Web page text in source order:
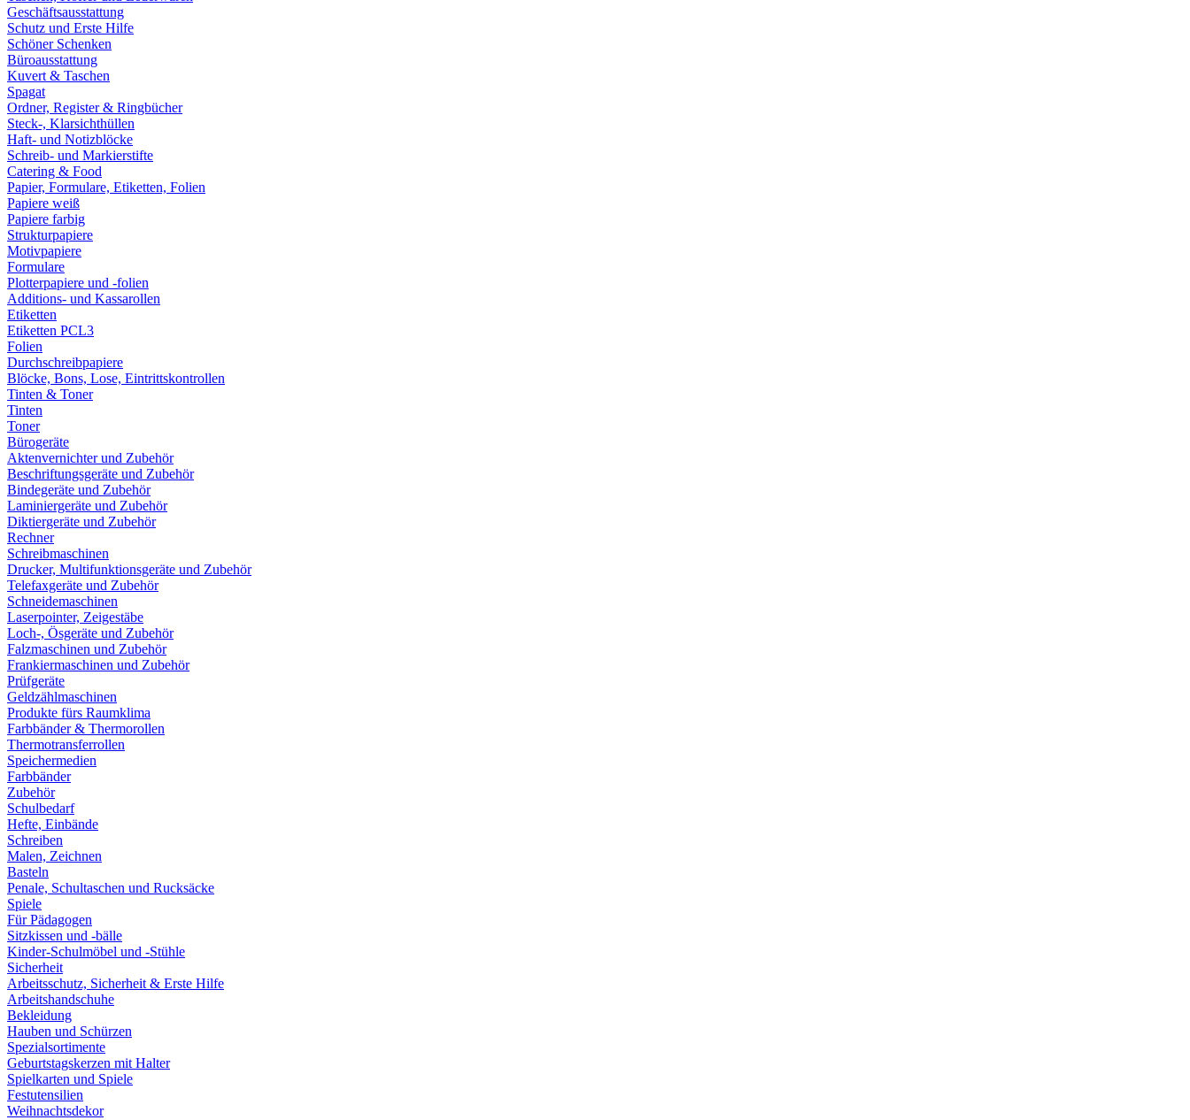
Geschäftsausstattung
Schutz und Erste Hilfe
Schöner Schenken
Büroausstattung
Kuvert & Taschen
Spagat
Ordner, Register & Ringbücher
Steck-, Klarsichthüllen
Haft- und Notizblöcke
Schreib- und Markierstifte
Catering & Food
Papier, Formulare, Etiketten, Folien
Papiere weiß
Papiere farbig
Strukturpapiere
Motivpapiere
Formulare
Plotterpapiere und -folien
Additions- und Kassarollen
Etiketten
Etiketten PCL3
Folien
Durchschreibpapiere
Blöcke, Bons, Lose, Eintrittskontrollen
Tinten & Toner
Tinten
Toner
Bürogeräte
Aktenvernichter und Zubehör
Beschriftungsgeräte und Zubehör
Bindegeräte und Zubehör
Laminiergeräte und Zubehör
Diktiergeräte und Zubehör
Rechner
Schreibmaschinen
Drucker, Multifunktionsgeräte und Zubehör
Telefaxgeräte und Zubehör
Schneidemaschinen
Laserpointer, Zeigestäbe
Loch-, Ösgeräte und Zubehör
Falzmaschinen und Zubehör
Frankiermaschinen und Zubehör
Prüfgeräte
Geldzählmaschinen
Produkte fürs Raumklima
Farbbänder & Thermorollen
Thermotransferrollen
Speichermedien
Farbbänder
Zubehör
Schulbedarf
Hefte, Einbände
Schreiben
Malen, Zeichnen
Basteln
Penale, Schultaschen und Rucksäcke
Spiele
Für Pädagogen
Sitzkissen und -bälle
Kinder-Schulmöbel und -Stühle
Sicherheit
Arbeitsschutz, Sicherheit & Erste Hilfe
Arbeitshandschuhe
Bekleidung
Hauben und Schürzen
Spezialsortimente
Geburtstagskerzen mit Halter
Spielkarten und Spiele
Festutensilien
Weihnachtsdekor